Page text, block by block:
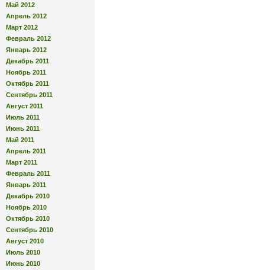
Май 2012
Апрель 2012
Март 2012
Февраль 2012
Январь 2012
Декабрь 2011
Ноябрь 2011
Октябрь 2011
Сентябрь 2011
Август 2011
Июль 2011
Июнь 2011
Май 2011
Апрель 2011
Март 2011
Февраль 2011
Январь 2011
Декабрь 2010
Ноябрь 2010
Октябрь 2010
Сентябрь 2010
Август 2010
Июль 2010
Июнь 2010